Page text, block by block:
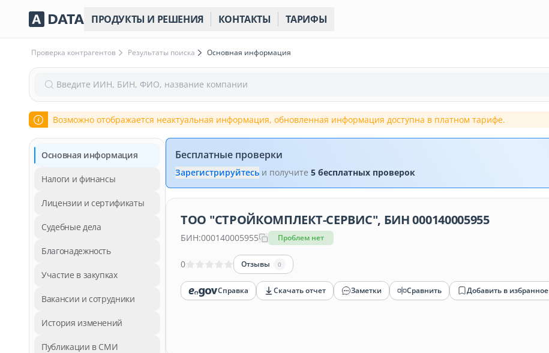
ПРОДУКТЫ И РЕШЕНИЯ КОНТАКТЫ ТАРИФЫ
Проверка контрагентов Результаты поиска Основная информация
Введите ИИН, БИН, ФИО, название компании
Возможно отображается неактуальная информация, обновленная информация доступна в платном тарифе.
Основная информация
Налоги и финансы
Лицензии и сертификаты
Судебные дела
Благонадежность
Участие в закупках
Вакансии и сотрудники
История изменений
Публикации в СМИ
Бесплатные проверки
Зарегистрируйтесь и получите 5 бесплатных проверок
ТОО "СТРОЙКОМПЛЕКТ-СЕРВИС", БИН 000140005955
БИН:000140005955 Проблем нет
0 Отзывы 0
Справка Скачать отчет Заметки Сравнить Добавить в избранное